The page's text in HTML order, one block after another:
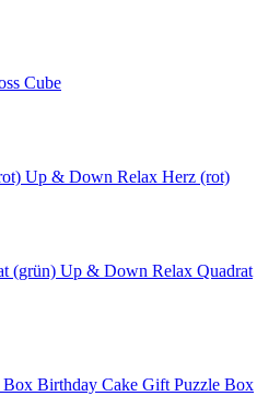
Cube
Up & Down Relax Herz (rot)
Up & Down Relax Quadrat
Birthday Cake Gift Puzzle Box